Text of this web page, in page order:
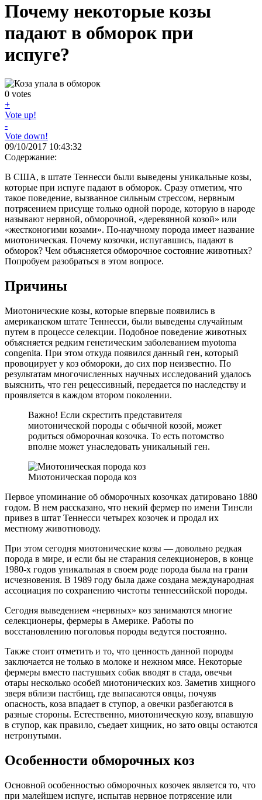
Почему некоторые козы
падают в обморок при
испуге?
0 votes
+
Vote up!
-
Vote down!
09/10/2017 10:43:32
Содержание:
В США, в штате Теннесси были выведены уникальные козы,
которые при испуге падают в обморок. Сразу отметим, что
такое поведение, вызванное сильным стрессом, нервным
потрясением присуще только одной породе, которую в народе
называют нервной, обморочной, «деревянной козой» или
«жестконогими козами». По-научному порода имеет название
миотоническая. Почему козочки, испугавшись, падают в
обморок? Чем объясняется обморочное состояние животных?
Попробуем разобраться в этом вопросе.
Причины
Миотонические козы, которые впервые появились в
американском штате Теннесси, были выведены случайным
путем в процессе селекции. Подобное поведение животных
объясняется редким генетическим заболеванием myotoma
congenita. При этом откуда появился данный ген, который
провоцирует у коз обмороки, до сих пор неизвестно. По
результатам многочисленных научных исследований удалось
выяснить, что ген рецессивный, передается по наследству и
проявляется в каждом втором поколении.
Важно! Если скрестить представителя
миотонической породы с обычной козой, может
родиться обморочная козочка. То есть потомство
вполне может унаследовать уникальный ген.
Миотоническая порода коз
Первое упоминание об обморочных козочках датировано 1880
годом. В нем рассказано, что некий фермер по имени Тинсли
привез в штат Теннесси четырех козочек и продал их
местному животноводу.
При этом сегодня миотонические козы — довольно редкая
порода в мире, и если бы не старания селекционеров, в конце
1980-х годов уникальная в своем роде порода была на грани
исчезновения. В 1989 году была даже создана международная
ассоциация по сохранению чистоты теннессийской породы.
Сегодня выведением «нервных» коз занимаются многие
селекционеры, фермеры в Америке. Работы по
восстановлению поголовья породы ведутся постоянно.
Также стоит отметить и то, что ценность данной породы
заключается не только в молоке и нежном мясе. Некоторые
фермеры вместо пастушьих собак вводят в стада, овечьи
отары несколько особей миотонических коз. Заметив хищного
зверя вблизи пастбищ, где выпасаются овцы, почуяв
опасность, коза впадает в ступор, а овечки разбегаются в
разные стороны. Естественно, миотоническую козу, впавшую
в ступор, как правило, съедает хищник, но зато овцы остаются
нетронутыми.
Особенности обморочных коз
Основной особенностью обморочных козочек является то, что
при малейшем испуге, испытав нервное потрясение или